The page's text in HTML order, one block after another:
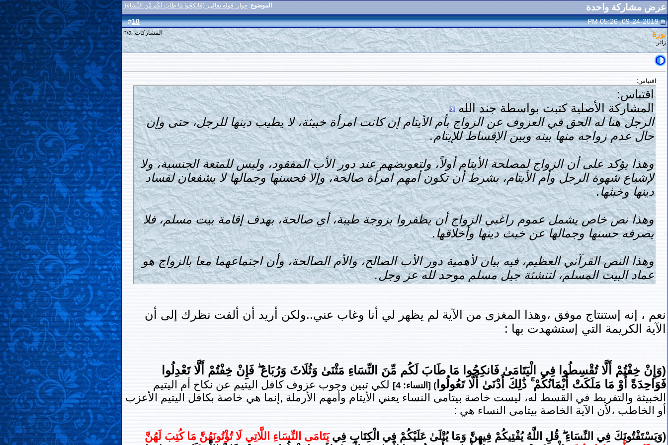
الموضوع: حوار: قوله تعالى: (فَانكِحُوا مَا طَابَ لَكُم مِّنَ النِّسَاءِ). عرض مشاركة واحدة
#
10 09-24-2019, 05:26 PM
نورة
زائر
المشاركات: n/a
اقتباس:
اقتباس:
المشاركة الأصلية كتبت بواسطة جند الله
الرجل هنا له الحق في العزوف عن الزواج بأم الأيتام إن كانت امرأة خبيثة، لا يطيب دينها للرجل، حتى وإن
حال عدم زواجه منها بينه وبين الإقساط للإيتام.
وهذا يؤكد على أن الزواج لمصلحة الأيتام أولاً، ولتعويضهم عند دور الأب المفقود، وليس للمتعة الجنسية، ولا
لإشباع شهوة الرجل وأم الأيتام، بشرط أن تكون أمهم امرأة صالحة، وإلا فحسنها وجمالها لا يشفعان لفساد
دينها وخبثها.
وهذا نص خاص يشمل عموم راغبي الزواج أن يظفروا بزوجة طيبة، أي صالحة، بهدف إقامة بيت مسلم، فلا
يصرفه حسنها وجمالها عن خبث دينها وأخلاقها.
وهذا النص القرآني العظيم، فيه بيان لأهمية دور الأب الصالح، والأم الصالحة، وأن اجتماعهما معا بالزواج هو
عماد البيت المسلم، لتنشئة جيل مسلم موحد لله عز وجل.
نعم ، إنه إستنتاج موفق ،وهذا المغزى من الآية لم يظهر لي أنا وغاب عني..ولكن أريد أن ألفت نظرك إلى أن
الآية الكريمة التي إستشهدت بها :
(وَإِنْ خِفْتُمْ أَلَّا تُقْسِطُوا فِي الْيَتَامَىٰ فَانكِحُوا مَا طَابَ لَكُم مِّنَ النِّسَاءِ مَثْنَىٰ وَثُلَاثَ وَرُبَاعَ ۖ فَإِنْ خِفْتُمْ أَلَّا تَعْدِلُوا
فَوَاحِدَةً أَوْ مَا مَلَكَتْ أَيْمَانُكُمْ ۚ ذَٰلِكَ أَدْنَىٰ أَلَّا تَعُولُوا )
[ النساء:
لكي تبين وجوب عزوف كافل اليتيم عن نكاح أم اليتيم
الخبيثة والتفريط في القسط له، ليست خاصة بيتامى النساء يعني الأيتام وأمهم الأرملة ,إنما هي خاصة بكافل اليتيم الأعزب
أو الخاطب ،لأن الآية الخاصة بيتامى النساء هي :
(وَيَسْتَفْتُونَكَ فِي النِّسَاءِ ۖ قُلِ اللَّهُ يُفْتِيكُمْ فِيهِنَّ وَمَا يُتْلَىٰ عَلَيْكُمْ فِي الْكِتَابِ فِي يَتَامَى النِّسَاءِ اللَّاتِي لَا تُؤْتُونَهُنَّ مَا كُتِبَ لَهُنَّ